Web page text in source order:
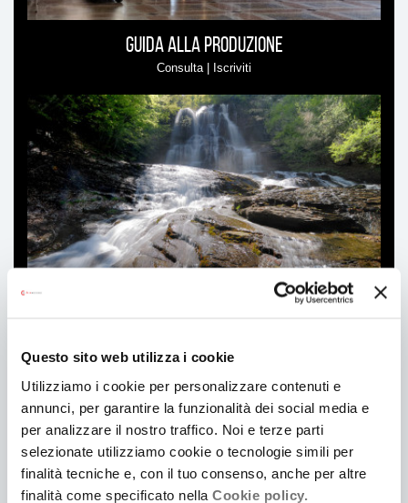
Questo sito web utilizza i cookie
Utilizziamo i cookie per personalizzare contenuti e
annunci, per garantire la funzionalità dei social media e
per analizzare il nostro traffico. Noi e terze parti
selezionate utilizziamo cookie o tecnologie simili per
finalità tecniche e, con il tuo consenso, anche per altre
finalità come specificato nella Cookie policy.
Guida alla produzione
Consulta | Iscriviti
Location